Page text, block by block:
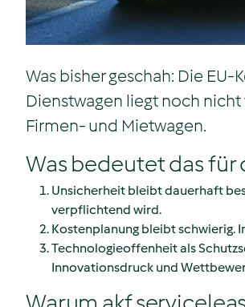
Was bisher geschah: Die
Dienstwagen liegt noch
Firmen- und Mietwagen.
Was bedeutet das für
Unsicherheit bleibt dauerhaft
verpflichtend wird.
Kostenplanung bleibt schwierig.
Technologieoffenheit als
Innovationsdruck und